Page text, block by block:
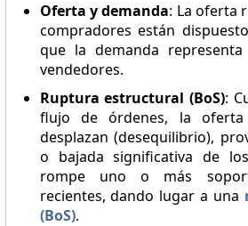
Oferta y demanda: La oferta
compradores están
que la demanda
vendedores.
Ruptura estructural (BoS):
flujo de órdenes, la
desplazan (desequilibrio),
o bajada significativa de
rompe uno o más
recientes, dando lugar a una
(BoS).